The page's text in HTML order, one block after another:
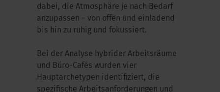
dabei, die Atmosphäre je nach Bedarf
anzupassen – von offen und einladend
bis hin zu ruhig und fokussiert.
Bei der Analyse hybrider Arbeitsräume
und Büro-Cafés wurden vier
Hauptarchetypen identifiziert, die
spezifische Arbeitsanforderungen und